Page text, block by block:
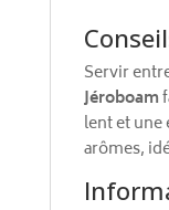
Servir
Jéroboam
lent et
arômes,